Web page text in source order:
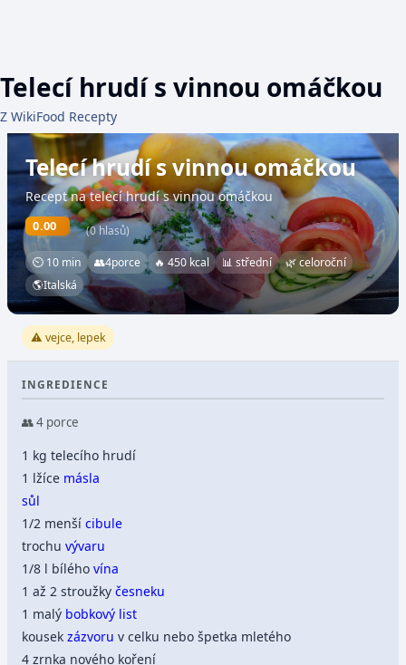
Telecí hrudí s vinnou omáčkou
Z WikiFood Recepty
Telecí hrudí s vinnou omáčkou
Recept na telecí hrudí s vinnou omáčkou
0.00 (0 hlasů)
⏲ 10 min 👥4porce 🔥 450 kcal 📊 střední
🌿 celoroční
🌎Italská
⚠️ vejce, lepek
INGREDIENCE
👥 4 porce
1 kg telecího hrudí
1 lžíce másla
sůl
1/2 menšícibule
trochuvývaru
1/8 l bíléhovína
1 až 2 stroužkyčesneku
1 malý bobkový list
kousekzázvoru v celku nebo špetka mletého
4 zrnka nového koření